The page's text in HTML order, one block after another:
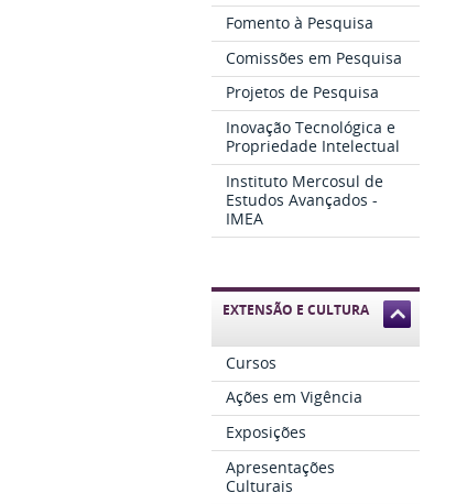
Fomento à Pesquisa
Comissões em Pesquisa
Projetos de Pesquisa
Inovação Tecnológica e
Propriedade Intelectual
Instituto Mercosul de
Estudos Avançados -
IMEA
EXTENSÃO E CULTURA
Cursos
Ações em Vigência
Exposições
Apresentações
Culturais